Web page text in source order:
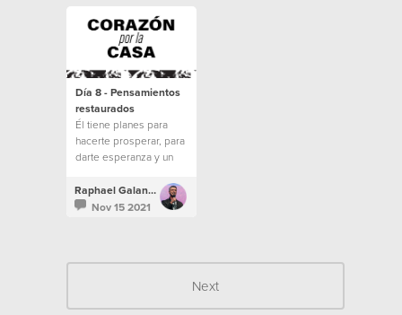
Día 8 - Pensamientos
restaurados
Él tiene planes para
hacerte prosperar, para
darte esperanza y un
pensamientos vaguen
por el valle de la
Raphael Galante
Nov 15 2021
Next